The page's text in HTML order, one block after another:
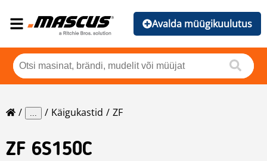
Avalda müügikuulutus
... Käigukastid ZF
ZF 6S150C